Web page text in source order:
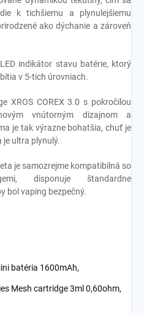
k tichšiemu a plynulejšiemu
ako dýchanie a zároveň
indikátor stavu batérie, ktorý
v 5-tich úrovniach.
XROS COREX 3.0 s pokročilou
vnútorným dizajnom a
je tak výrazne bohatšia, chuť je
je ultra plynulý.
je samozrejme kompatibilná so
disponuje štandardne
bol vaping bezpečný.
batéria 1600mAh,
Mesh cartridge 3ml 0,60ohm,